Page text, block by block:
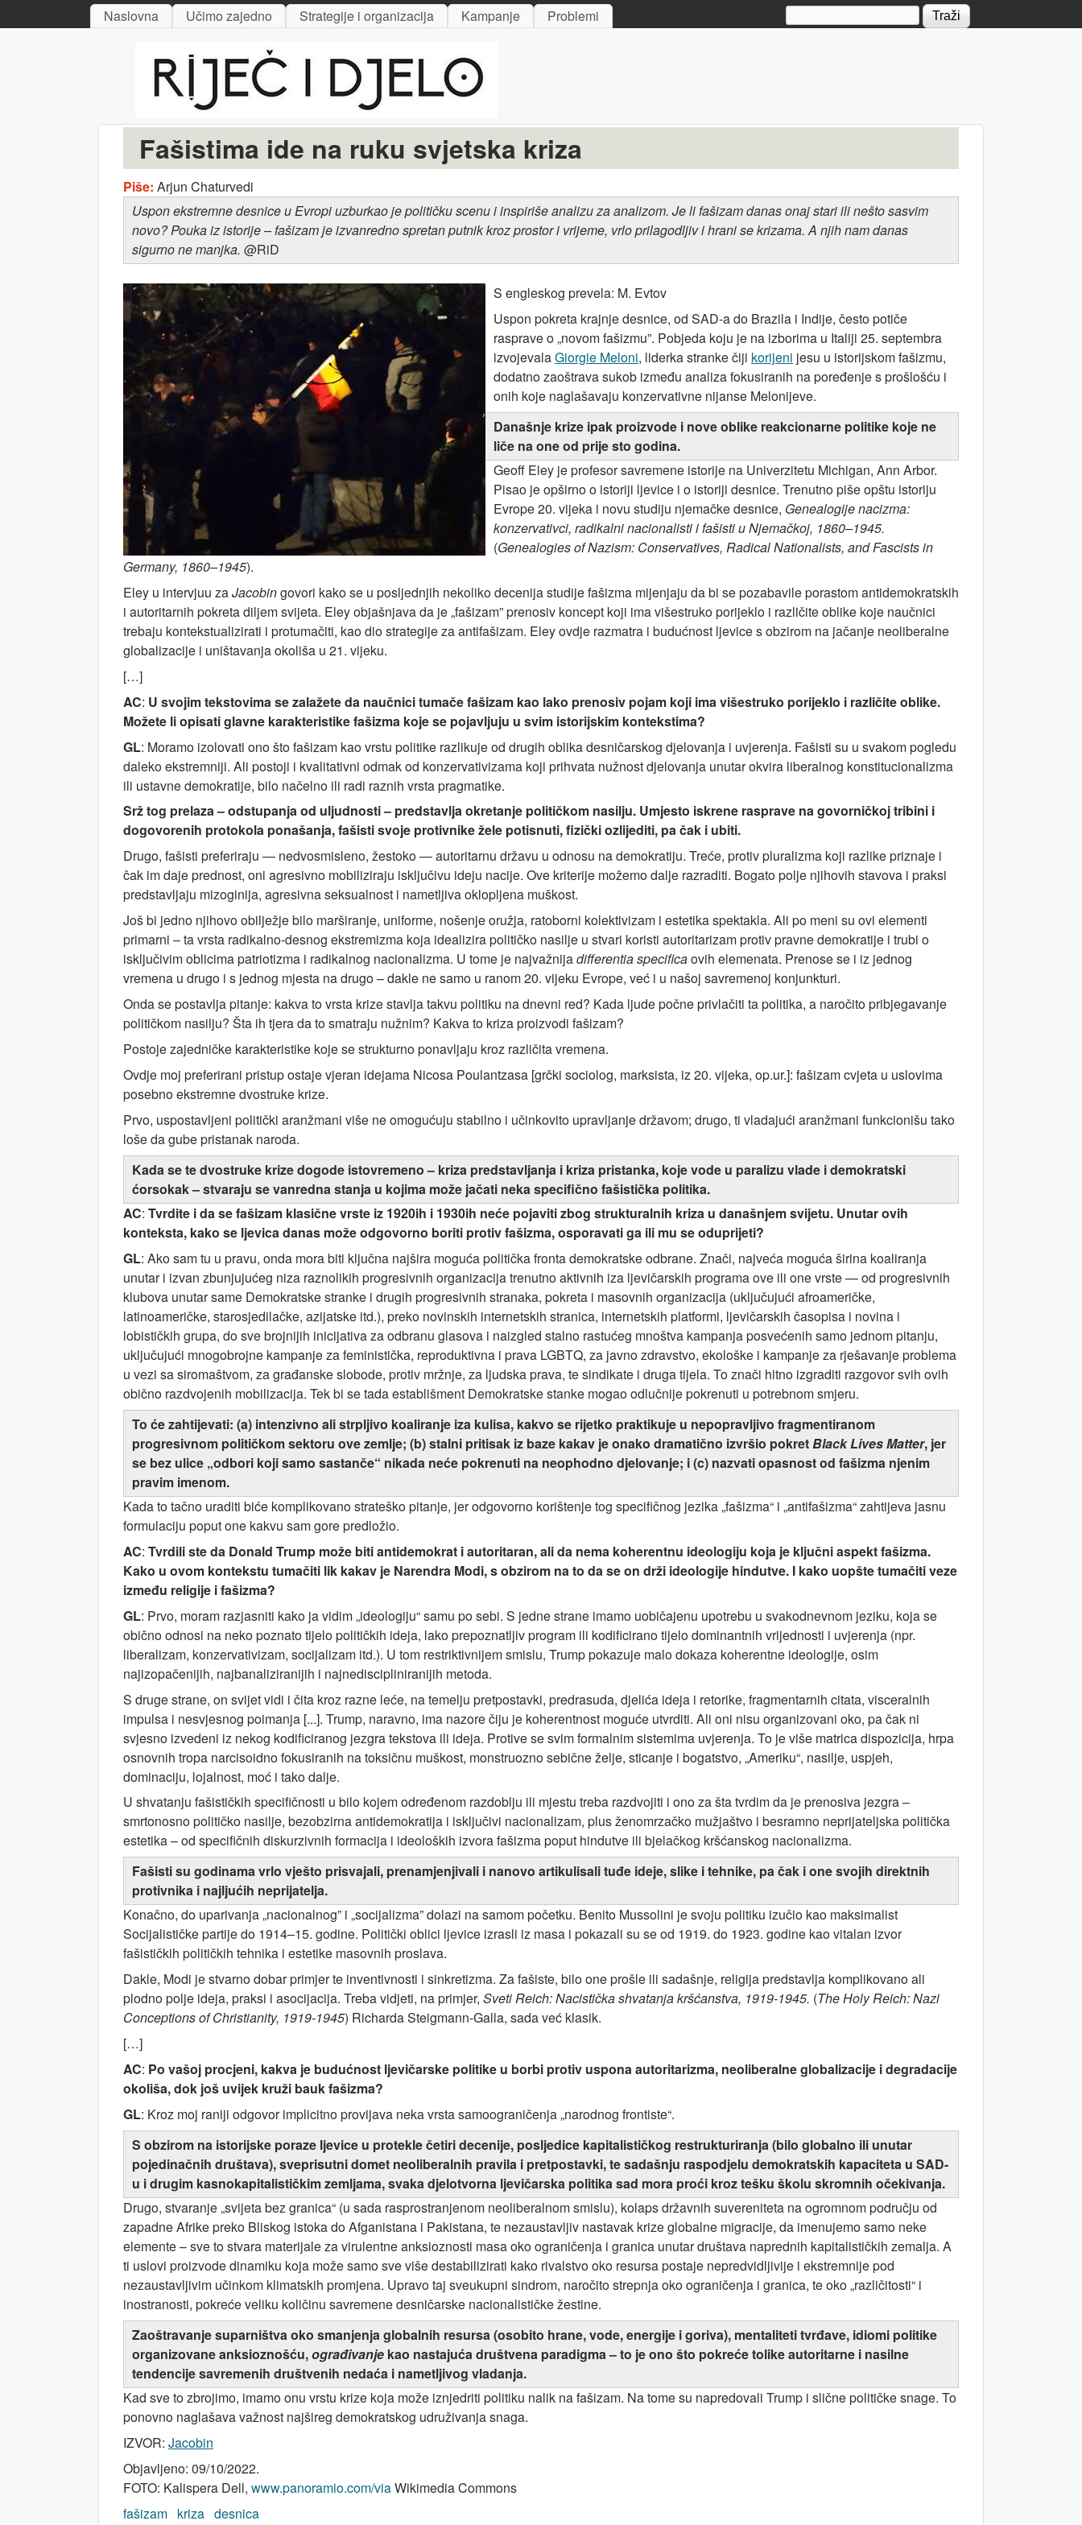
Skip to main content
MAIN MENU
Naslovna Učimo zajedno Strategije i organizacija Kampanje Problemi Search form
Fašistima ide na ruku svjetska kriza
Piše: Arjun Chaturvedi
Uspon ekstremne desnice u Evropiuzburkao je političku scenu i inspirišeanalizu zaanalizom. Je li fašizam danas onaj stari ili nešto sasvim
novo? Pouka iz istorije – fašizam je izvanredno spretan putnik kroz prostor i vrijeme, vrlo prilagodljiv i hrani se krizama. A njih nam danas
sigurnone manjka. @RiD
S engleskog prevela: M. Evtov
Uspon pokreta krajnje desnice, od SAD-a do Brazila i Indije, često potiče
rasprave o „novom fašizmu”. Pobjeda koju je na izborima u Italiji 25. septembra
izvojevalaGiorgie Meloni, liderka stranke čiji korijeni jesu u istorijskom fašizmu,
dodatno zaoštrava sukob između analiza fokusiranih na poređenje s prošlošću i
onih koje naglašavaju konzervativne nijanse Melonijeve.
Današnje krize ipak proizvode i nove oblike reakcionarne politike koje ne
liče na one od prije sto godina.
Geoff Eley je profesor savremene istorije na Univerzitetu Michigan, Ann Arbor.
Pisao je opširno o istoriji ljevice i o istoriji desnice. Trenutno piše opštu istoriju
Evrope 20. vijeka i novu studiju njemačke desnice, Genealogije nacizma:
konzervativci, radikalni nacionalisti i fašisti u Njemačkoj, 1860–1945.
(Genealogies of Nazism: Conservatives, Radical Nationalists, and Fascists in
Germany, 1860–1945).
Eley u intervjuu zaJacobingovori kako se u posljednjih nekoliko decenija studije fašizma mijenjaju da bi se pozabavile porastom antidemokratskih
i autoritarnih pokreta diljem svijeta. Eley objašnjava da je „fašizam” prenosiv koncept koji ima višestruko porijeklo i različite oblike koje naučnici
trebaju kontekstualizirati i protumačiti, kao dio strategije za antifašizam. Eley ovdje razmatra i budućnost ljevice s obzirom na jačanje neoliberalne
globalizacije i uništavanja okoliša u 21. vijeku.
[…]
AC: U svojim tekstovima se zalažete da naučnici tumače fašizam kao lako prenosiv pojam koji ima višestruko porijeklo i različite oblike.
Možete li opisati glavne karakteristike fašizma koje se pojavljuju u svim istorijskim kontekstima?
GL: Moramo izolovati ono što fašizam kao vrstu politike razlikuje od drugih oblika desničarskog djelovanja i uvjerenja. Fašisti su u svakom pogledu
daleko ekstremniji. Ali postoji i kvalitativni odmak od konzervativizama koji prihvata nužnost djelovanja unutar okvira liberalnog konstitucionalizma
ili ustavne demokratije, bilo načelno ili radi raznih vrsta pragmatike.
Srž tog prelaza – odstupanja od uljudnosti – predstavlja okretanje političkom nasilju. Umjesto iskrene rasprave na govorničkoj tribini i
dogovorenih protokola ponašanja, fašisti svoje protivnike žele potisnuti, fizički ozlijediti, pa čak i ubiti.
Drugo, fašisti preferiraju — nedvosmisleno, žestoko — autoritarnu državu u odnosu na demokratiju. Treće, protiv pluralizma koji razlike priznaje i
čak im daje prednost, oni agresivno mobiliziraju isključivu ideju nacije. Ove kriterije možemo dalje razraditi. Bogato polje njihovih stavova i praksi
predstavljaju mizoginija, agresivna seksualnost i nametljiva oklopljena muškost.
Još bi jedno njihovo obilježje bilo marširanje, uniforme, nošenje oružja, ratoborni kolektivizam i estetika spektakla. Ali po meni su ovi elementi
primarni – ta vrsta radikalno-desnog ekstremizma koja idealizira političko nasilje u stvari koristi autoritarizam protiv pravne demokratije i trubi o
isključivim oblicima patriotizma i radikalnog nacionalizma. U tome je najvažnijadifferentia specificaovih elemenata. Prenose se i iz jednog
vremena u drugo i s jednog mjesta na drugo – dakle ne samo u ranom 20. vijeku Evrope, već i u našoj savremenoj konjunkturi.
Onda se postavlja pitanje: kakva to vrsta krize stavlja takvu politiku na dnevni red? Kada ljude počne privlačiti ta politika, a naročito pribjegavanje
političkom nasilju? Šta ih tjera da to smatraju nužnim? Kakva to kriza proizvodi fašizam?
Postoje zajedničke karakteristike koje se strukturno ponavljaju kroz različita vremena.
Ovdje moj preferirani pristup ostaje vjeran idejama Nicosa Poulantzasa [grčki sociolog, marksista, iz 20. vijeka, op.ur.]: fašizam cvjeta u uslovima
posebno ekstremne dvostruke krize.
Prvo, uspostavljeni politički aranžmani više ne omogućuju stabilno i učinkovito upravljanje državom; drugo, ti vladajući aranžmani funkcionišu tako
loše da gube pristanak naroda.
Kada se te dvostruke krize dogode istovremeno – kriza predstavljanja i kriza pristanka, koje vode u paralizu vlade i demokratski
ćorsokak – stvaraju se vanredna stanja u kojima može jačati neka specifično fašistička politika.
AC: Tvrdite i da se fašizam klasične vrste iz 1920ih i 1930ih neće pojaviti zbog strukturalnih kriza u današnjem svijetu. Unutar ovih
konteksta, kako se ljevica danas može odgovorno boriti protiv fašizma, osporavati ga ili mu se oduprijeti?
GL: Ako sam tu u pravu, onda mora biti ključna najšira moguća politička fronta demokratske odbrane. Znači, najveća moguća širina koaliranja
unutar i izvan zbunjujućeg niza raznolikih progresivnih organizacija trenutno aktivnih iza ljevičarskih programa ove ili one vrste — od progresivnih
klubova unutar same Demokratske stranke i drugih progresivnih stranaka, pokreta i masovnih organizacija (uključujući afroameričke,
latinoameričke, starosjedilačke, azijatske itd.), preko novinskih internetskih stranica, internetskih platformi, ljevičarskih časopisa i novina i
lobističkih grupa, do sve brojnijih inicijativa za odbranu glasova i naizgled stalno rastućeg mnoštva kampanja posvećenih samo jednom pitanju,
uključujući mnogobrojne kampanje za feministička, reproduktivna i prava LGBTQ, za javno zdravstvo, ekološke i kampanje za rješavanje problema
u vezi sa siromaštvom, za građanske slobode, protiv mržnje, za ljudska prava, te sindikate i druga tijela. To znači hitno izgraditi razgovor svih ovih
obično razdvojenih mobilizacija. Tek bi se tada establišment Demokratske stanke mogao odlučnije pokrenuti u potrebnom smjeru.
To će zahtijevati: (a) intenzivno ali strpljivo koaliranje iza kulisa, kakvo se rijetko praktikuje u nepopravljivo fragmentiranom
progresivnom političkom sektoru ove zemlje; (b) stalni pritisak iz baze kakav je onako dramatično izvršio pokretBlack Lives Matter, jer
se bez ulice „odbori koji samo sastanče“ nikada neće pokrenuti na neophodno djelovanje; i (c) nazvati opasnost od fašizma njenim
pravim imenom.
Kada to tačno uraditi biće komplikovano strateško pitanje, jer odgovorno korištenje tog specifičnog jezika „fašizma“ i „antifašizma“ zahtijeva jasnu
formulaciju poput one kakvu sam gore predložio.
AC: Tvrdili ste da Donald Trump može biti antidemokrat i autoritaran, ali da nema koherentnu ideologiju koja je ključni aspekt fašizma.
Kako u ovom kontekstu tumačiti lik kakav je Narendra Modi, s obzirom na to da se on drži ideologije hindutve. I kako uopšte tumačiti veze
između religije i fašizma?
GL: Prvo, moram razjasniti kako ja vidim „ideologiju“ samu po sebi. S jedne strane imamo uobičajenu upotrebu u svakodnevnom jeziku, koja se
obično odnosi na neko poznato tijelo političkih ideja, lako prepoznatljiv program ili kodificirano tijelo dominantnih vrijednosti i uvjerenja (npr.
liberalizam, konzervativizam, socijalizam itd.). U tom restriktivnijem smislu, Trump pokazuje malo dokaza koherentne ideologije, osim
najizopačenijih, najbanaliziranijih i najnediscipliniranijih metoda.
S druge strane, on svijet vidi i čita kroz razne leće, na temelju pretpostavki, predrasuda, djelića ideja i retorike, fragmentarnih citata, visceralnih
impulsa i nesvjesnog poimanja [...]. Trump, naravno, ima nazore čiju je koherentnost moguće utvrditi. Ali oni nisu organizovani oko, pa čak ni
svjesno izvedeni iz nekog kodificiranog jezgra tekstova ili ideja. Protive se svim formalnim sistemima uvjerenja. To je više matrica dispozicija, hrpa
osnovnih tropa narcisoidno fokusiranih na toksičnu muškost, monstruozno sebične želje, sticanje i bogatstvo, „Ameriku“, nasilje, uspjeh,
dominaciju, lojalnost, moć i tako dalje.
U shvatanju fašističkih specifičnosti u bilo kojem određenom razdoblju ili mjestu treba razdvojiti i ono za šta tvrdim da je prenosiva jezgra –
smrtonosno političko nasilje, bezobzirna antidemokratija i isključivi nacionalizam, plus ženomrzačko mužjaštvo i besramno neprijateljska politička
estetika – od specifičnih diskurzivnih formacija i ideoloških izvora fašizma poput hindutve ili bjelačkog kršćanskog nacionalizma.
Fašisti su godinama vrlo vješto prisvajali, prenamjenjivali i nanovo artikulisali tuđe ideje, slike i tehnike, pa čak i one svojih direktnih
protivnika i najljućih neprijatelja.
Konačno, do uparivanja „nacionalnog” i „socijalizma” dolazi na samom početku. Benito Mussolini je svoju politiku izučio kao maksimalist
Socijalističke partije do 1914–15. godine. Politički oblici ljevice izrasli iz masa i pokazali su se od 1919. do 1923. godine kao vitalan izvor
fašističkih političkih tehnika i estetike masovnih proslava.
Dakle, Modi je stvarno dobar primjer te inventivnosti i sinkretizma. Za fašiste, bilo one prošle ili sadašnje, religija predstavlja komplikovano ali
plodno polje ideja, praksi i asocijacija. Treba vidjeti, na primjer, Sveti Reich: Nacistička shvatanja kršćanstva, 1919-1945. (The Holy Reich: Nazi
Conceptions of Christianity, 1919-1945) Richarda Steigmann-Galla, sada već klasik.
[…]
AC: Po vašoj procjeni, kakva je budućnost ljevičarske politike u borbi protiv uspona autoritarizma, neoliberalne globalizacije i degradacije
okoliša, dok još uvijek kruži bauk fašizma?
GL: Kroz moj raniji odgovor implicitno provijava neka vrsta samoograničenja „narodnog frontiste“.
S obzirom na istorijske poraze ljevice u protekle četiri decenije, posljedice kapitalističkog restrukturiranja (bilo globalno ili unutar
pojedinačnih društava), sveprisutni domet neoliberalnih pravila i pretpostavki, te sadašnju raspodjelu demokratskih kapaciteta u SAD-
u i drugim kasnokapitalističkim zemljama, svaka djelotvorna ljevičarska politika sad mora proći kroz tešku školu skromnih očekivanja.
Drugo, stvaranje „svijeta bez granica“ (u sada rasprostranjenom neoliberalnom smislu), kolaps državnih suvereniteta na ogromnom području od
zapadne Afrike preko Bliskog istoka do Afganistana i Pakistana, te nezaustavljiv nastavak krize globalne migracije, da imenujemo samo neke
elemente – sve to stvara materijale za virulentne anksioznosti masa oko ograničenja i granica unutar društava naprednih kapitalističkih zemalja. A
ti uslovi proizvode dinamiku koja može samo sve više destabilizirati kako rivalstvo oko resursa postaje nepredvidljivije i ekstremnije pod
nezaustavljivim učinkom klimatskih promjena. Upravo taj sveukupni sindrom, naročito strepnja oko ograničenja i granica, te oko „različitosti“ i
inostranosti, pokreće veliku količinu savremene desničarske nacionalističke žestine.
Zaoštravanje suparništva oko smanjenja globalnih resursa (osobito hrane, vode, energije i goriva), mentaliteti tvrđave, idiomi politike
organizovane anksioznošću,ograđivanje kao nastajuća društvena paradigma – to je ono što pokreće tolike autoritarne i nasilne
tendencije savremenih društvenih nedaća i nametljivog vladanja.
Kad sve to zbrojimo, imamo onu vrstu krize koja može iznjedriti politiku nalik na fašizam. Na tome su napredovali Trump i slične političke snage. To
ponovno naglašava važnost najšireg demokratskog udruživanja snaga.
IZVOR: Jacobin
Objavljeno: 09/10/2022.
FOTO: Kalispera Dell, www.panoramio.com/viaWikimedia Commons
fašizam kriza desnica